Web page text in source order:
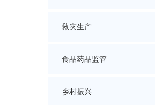
救灾生产
食品药品监管
乡村振兴